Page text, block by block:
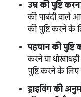
उम्र की पुष्टि
की पाबंदी वाले
की पुष्टि करने के
पहचान की पुष्टि
करने या
पुष्टि करने के
ड्राइविंग की